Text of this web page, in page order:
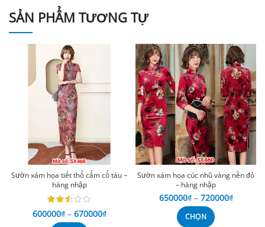
SẢN PHẨM TƯƠNG TỰ
Sườn xám họa tiết thổ cẩm cổ tàu –
hàng nhập
600000₫ – 670000₫
Sườn xám hoa cúc nhũ vàng nền đỏ
– hàng nhập
650000₫ – 720000₫
CHỌN